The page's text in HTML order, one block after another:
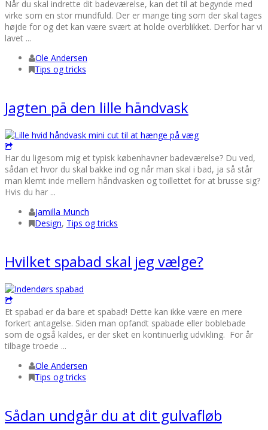
Når du skal indrette dit badeværelse, kan det til at begynde med
virke som en stor mundfuld. Der er mange ting som der skal tages
højde for og det kan være svært at holde overblikket. Derfor har vi
lavet ...
Ole Andersen
Tips og tricks
Jagten på den lille håndvask
Har du ligesom mig et typisk københavner badeværelse? Du ved,
sådan et hvor du skal bakke ind og når man skal i bad, ja så står
man klemt inde mellem håndvasken og toillettet for at brusse sig?
Hvis du har ...
Jamilla Munch
Design, Tips og tricks
Hvilket spabad skal jeg vælge?
Et spabad er da bare et spabad! Dette kan ikke være en mere
forkert antagelse. Siden man opfandt spabade eller boblebade
som de også kaldes, er der sket en kontinuerlig udvikling. For år
tilbage troede ...
Ole Andersen
Tips og tricks
Sådan undgår du at dit gulvafløb